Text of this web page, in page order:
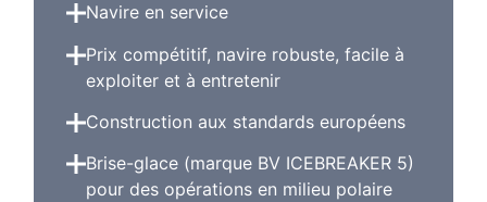
Navire en service
Prix compétitif, navire robuste, facile à
exploiter et à entretenir
Construction aux standards européens
Brise-glace (marque BV ICEBREAKER 5)
pour des opérations en milieu polaire